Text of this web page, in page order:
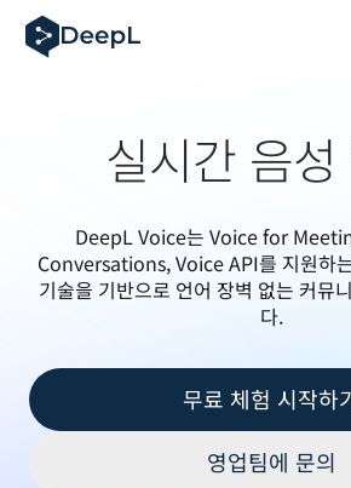
AI 에이전트용 DeepL
DeepL Translation Flow: 주요 사용 사
기업용 언어 AI에 대한 신뢰 해독.
DeepL의 번역 품질 평가 시스템을 구축
Building an instantly accessible
실시간 음성
DeepL Voice는 Voice for
Conversations, Voice API를 지원하
기술을 기반으로 언어 장벽 없는 커뮤
다.
무료 체험 시작하
영업팀에 문의